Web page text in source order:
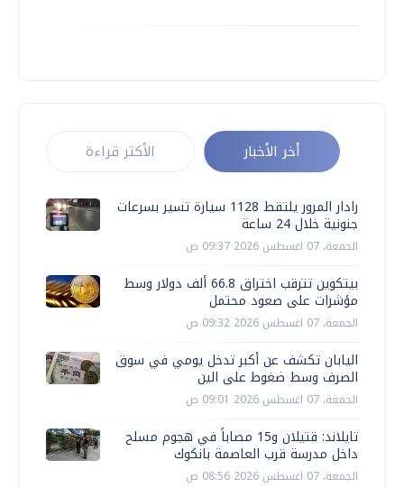
أخر الأخبار الأكثر قراءة
رادار المرور يلتقط 1128 سيارة تسير بسرعات
جنونية خلال 24 ساعة
الجمعة، 07 اغسطس 2026 09:37 ص
بيتكوين تترقب اختراق 66.8 ألف دولار وسط
مؤشرات على صعود محتمل
الجمعة، 07 اغسطس 2026 09:32 ص
اليابان تكشف عن أكبر تدخل يومي في سوق
الصرف وسط ضغوط على الين
الجمعة، 07 اغسطس 2026 09:01 ص
تايلاند: قتيلان و15 مصاباً في هجوم مسلح
داخل مدرسة قرب العاصمة بانكوك
الجمعة، 07 اغسطس 2026 08:56 ص